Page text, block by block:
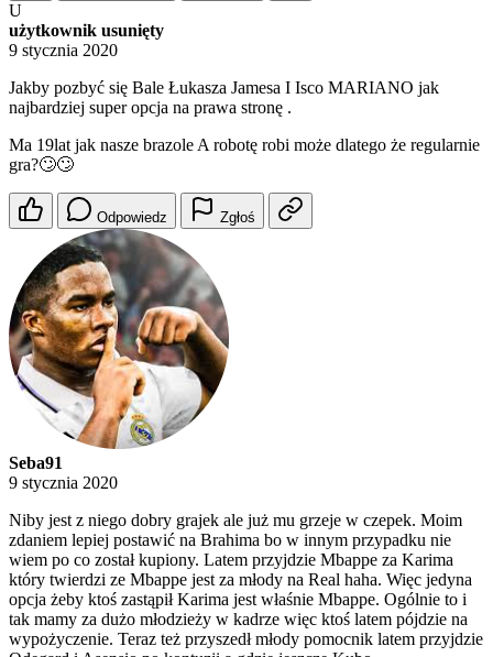
U
użytkownik usunięty
9 stycznia 2020
Jakby pozbyć się Bale Łukasza Jamesa I Isco MARIANO jak
najbardziej super opcja na prawa stronę .
Ma 19lat jak nasze brazole A robotę robi może dlatego że regularnie
gra?🙄🙄
Odpowiedz Zgłoś
Seba91
9 stycznia 2020
Niby jest z niego dobry grajek ale już mu grzeje w czepek. Moim
zdaniem lepiej postawić na Brahima bo w innym przypadku nie
wiem po co został kupiony. Latem przyjdzie Mbappe za Karima
który twierdzi ze Mbappe jest za młody na Real haha. Więc jedyna
opcja żeby ktoś zastąpił Karima jest właśnie Mbappe. Ogólnie to i
tak mamy za dużo młodzieży w kadrze więc ktoś latem pójdzie na
wypożyczenie. Teraz też przyszedł młody pomocnik latem przyjdzie